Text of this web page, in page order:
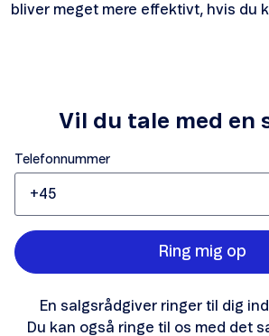
bliver meget mere effektivt, hvis du
Vil du tale med en
Telefonnummer
Ring mig op
En salgsrådgiver ringer til dig
Du kan også ringe til os med det